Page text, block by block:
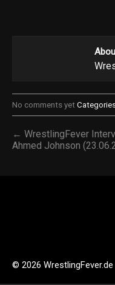
No comments yet
← WrestlingFever
Ahmed Johnson
© 2026